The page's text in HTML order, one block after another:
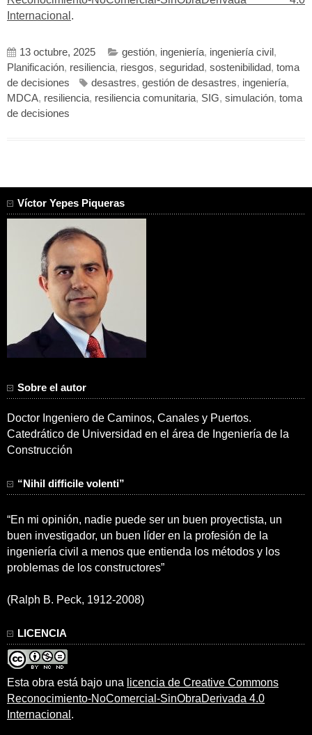
Internacional .
13 octubre, 2025 gestión, ingeniería, ingeniería civil ,
Planificación, resiliencia, riesgos, seguridad, sostenibilidad, toma
de decisiones
desastres, gestión de desastres, ingeniería,
MDCA, resiliencia, resiliencia comunitaria, SIG, simulación, toma
de decisiones
Víctor Yepes Piqueras
Sobre el autor
Doctor Ingeniero de Caminos, Canales y Puertos.
Catedrático de Universidad en el área de Ingeniería de la
Construcción
“Nihil difficile volenti”
“En mi opinión, nadie puede ser un buen proyectista, un
buen investigador, un buen líder en la profesión de la
ingeniería civil a menos que entienda los métodos y los
problemas de los constructores”
(Ralph B. Peck, 1912-2008)
LICENCIA
Esta obra está bajo una licencia de Creative Commons
Reconocimiento-NoComercial-SinObraDerivada 4.0
Internacional .